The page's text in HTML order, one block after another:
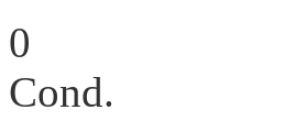
0
Cond.